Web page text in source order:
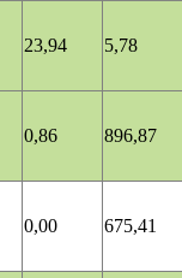
23,94 5,78
0,86 896,87
0,00 675,41